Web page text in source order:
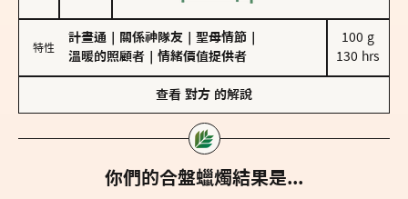
特性
計畫通 關係神隊友 聖母情節
溫暖的照顧者
情緒價值提供者
100 g
130 hrs
查看 對方 的解說
你們的合盤蠟燭結果是...